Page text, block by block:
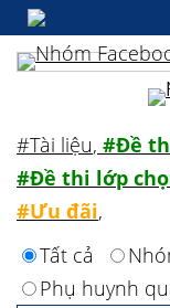
#Tài liệu, #Đề
#Đề thi lớp
#Ưu đãi,
Tất cả
Phụ huynh